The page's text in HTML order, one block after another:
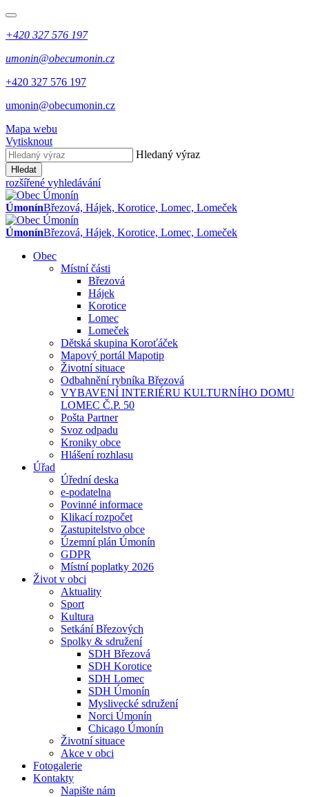
+420 327 576 197
umonin@obecumonin.cz
+420 327 576 197
umonin@obecumonin.cz
Mapa webu
Vytisknout
Hledaný výraz
Hledat
rozšířené vyhledávání
ÚmonínBřezová, Hájek, Korotice, Lomec, Lomeček
ÚmonínBřezová, Hájek, Korotice, Lomec, Lomeček
Obec
Místní části
Březová
Hájek
Korotice
Lomec
Lomeček
Dětská skupina Koroťáček
Mapový portál Mapotip
Životní situace
Odbahnění rybníka Březová
VYBAVENÍ INTERIÉRU KULTURNÍHO DOMU
LOMEC Č.P. 50
Pošta Partner
Svoz odpadu
Kroniky obce
Hlášení rozhlasu
Úřad
Úřední deska
e-podatelna
Povinné informace
Klikací rozpočet
Zastupitelstvo obce
Územní plán Úmonín
GDPR
Místní poplatky 2026
Život v obci
Aktuality
Sport
Kultura
Setkání Březových
Spolky & sdružení
SDH Březová
SDH Korotice
SDH Lomec
SDH Úmonín
Myslivecké sdružení
Norci Úmonín
Chicago Úmonín
Životní situace
Akce v obci
Fotogalerie
Kontakty
Napište nám